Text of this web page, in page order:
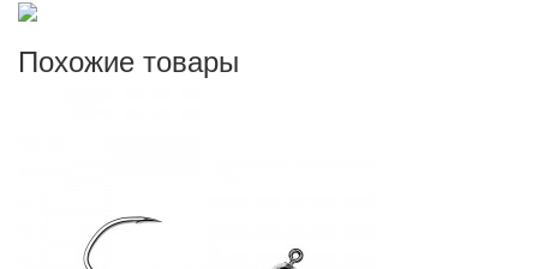
Похожие товары